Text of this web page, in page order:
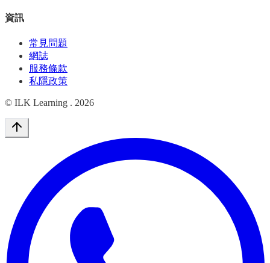
資訊
常見問題
網誌
服務條款
私隱政策
© ILK Learning . 2026